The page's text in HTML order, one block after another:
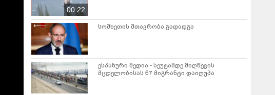
00:22
სომხეთის მთავრობა გადადგა
ესპანური მედია - სეუტამდე მიღწევის
მცდელობისას 67 მიგრანტი დაიღუპა